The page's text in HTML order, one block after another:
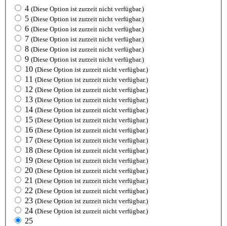
4 (Diese Option ist zurzeit nicht verfügbar.)
5 (Diese Option ist zurzeit nicht verfügbar.)
6 (Diese Option ist zurzeit nicht verfügbar.)
7 (Diese Option ist zurzeit nicht verfügbar.)
8 (Diese Option ist zurzeit nicht verfügbar.)
9 (Diese Option ist zurzeit nicht verfügbar.)
10 (Diese Option ist zurzeit nicht verfügbar.)
11 (Diese Option ist zurzeit nicht verfügbar.)
12 (Diese Option ist zurzeit nicht verfügbar.)
13 (Diese Option ist zurzeit nicht verfügbar.)
14 (Diese Option ist zurzeit nicht verfügbar.)
15 (Diese Option ist zurzeit nicht verfügbar.)
16 (Diese Option ist zurzeit nicht verfügbar.)
17 (Diese Option ist zurzeit nicht verfügbar.)
18 (Diese Option ist zurzeit nicht verfügbar.)
19 (Diese Option ist zurzeit nicht verfügbar.)
20 (Diese Option ist zurzeit nicht verfügbar.)
21 (Diese Option ist zurzeit nicht verfügbar.)
22 (Diese Option ist zurzeit nicht verfügbar.)
23 (Diese Option ist zurzeit nicht verfügbar.)
24 (Diese Option ist zurzeit nicht verfügbar.)
25